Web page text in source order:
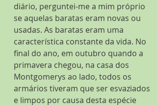
diário, perguntei-me a mim próprio
se aquelas baratas eram novas ou
usadas. As baratas eram uma
característica constante da vida. No
final do ano, em outubro quando a
primavera chegou, na casa dos
Montgomerys ao lado, todos os
armários tiveram que ser esvaziados
e limpos por causa desta espécie